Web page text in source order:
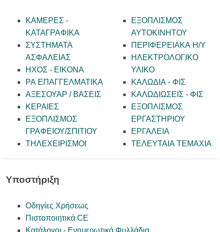
ΚΑΜΕΡΕΣ -
KATAΓΡΑΦΙΚΑ
ΣΥΣΤΗΜΑΤΑ
ΑΣΦΑΛΕΙΑΣ
ΗΧΟΣ - ΕΙΚΟΝΑ
PA ΕΠΑΓΓΕΛΜΑΤΙΚΑ
ΑΞΕΣΟΥΑΡ / ΒΑΣΕΙΣ
ΚΕΡΑΙΕΣ
ΕΞΟΠΛΙΣΜΟΣ
ΓΡΑΦΕΙΟΥ/ΣΠΙΤΙΟΥ
ΤΗΛΕΧΕΙΡΙΣΜΟΙ
ΕΞΟΠΛΙΣΜΟΣ
ΑΥΤΟΚΙΝΗΤΟΥ
ΠΕΡΙΦΕΡΕΙΑΚΑ Η/Υ
ΗΛΕΚΤΡΟΛΟΓΙΚΟ
ΥΛΙΚΟ
ΚΑΛΩΔΙΑ - ΦΙΣ
ΚΑΛΩΔΙΩΣΕΙΣ - ΦΙΣ
ΕΞΟΠΛΙΣΜΟΣ
ΕΡΓΑΣΤΗΡΙΟΥ
ΕΡΓΑΛΕΙΑ
ΤΕΛΕΥΤΑΙΑ ΤΕΜΑΧΙΑ
Υποστήριξη
Οδηγίες Χρήσεως
Πιστοποιητικά CE